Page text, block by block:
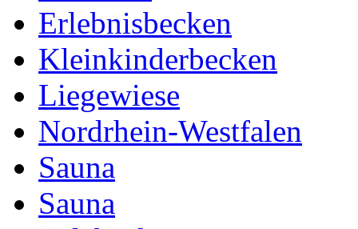
Erlebnisbecken
Kleinkinderbecken
Liegewiese
Nordrhein-Westfalen
Sauna
Sauna